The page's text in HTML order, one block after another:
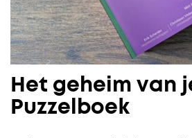
Het geheim van
Puzzelboek